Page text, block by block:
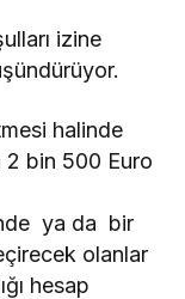
izine
halinde
bin 500 Euro
ya da bir
olanlar
hesap